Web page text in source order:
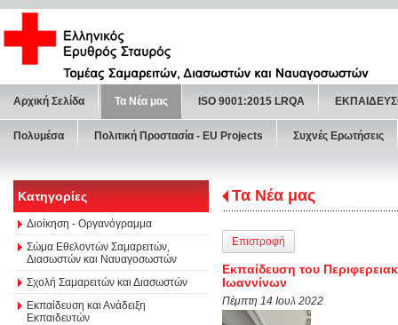
Αρχική Σελίδα Τα Νέα μας ISO 9001:2015 LRQA
Πολυμέσα Πολιτική Προστασία - ΕU Projects Συχνές Ερωτήσεις
Κατηγορίες
Διοίκηση - Οργανόγραμμα
Σώμα Εθελοντών Σαμαρειτών,
Διασωστών και Ναυαγοσωστών
Σχολή Σαμαρειτών και Διασωστών
Εκπαίδευση και Ανάδειξη
Εκπαιδευτών
Τα Νέα μας
Επιστροφή
Εκπαίδευση του
Ιωαννίνων
Πέμπτη 14 Ιουλ 2022